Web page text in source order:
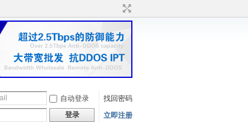
自动登录
找回密码
登录 立即注册